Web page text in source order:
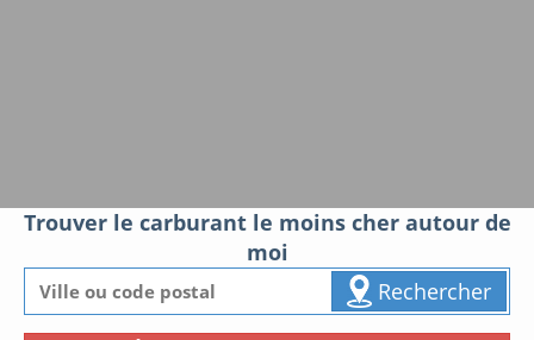
Trouver le carburant le moins cher autour de
moi
Rechercher